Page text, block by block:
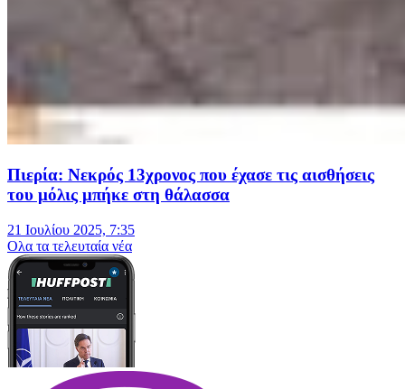
Πιερία: Νεκρός 13χρονος που έχασε τις αισθήσεις
του μόλις μπήκε στη θάλασσα
21 Ιουλίου 2025, 7:35
Oλα τα τελευταία νέα